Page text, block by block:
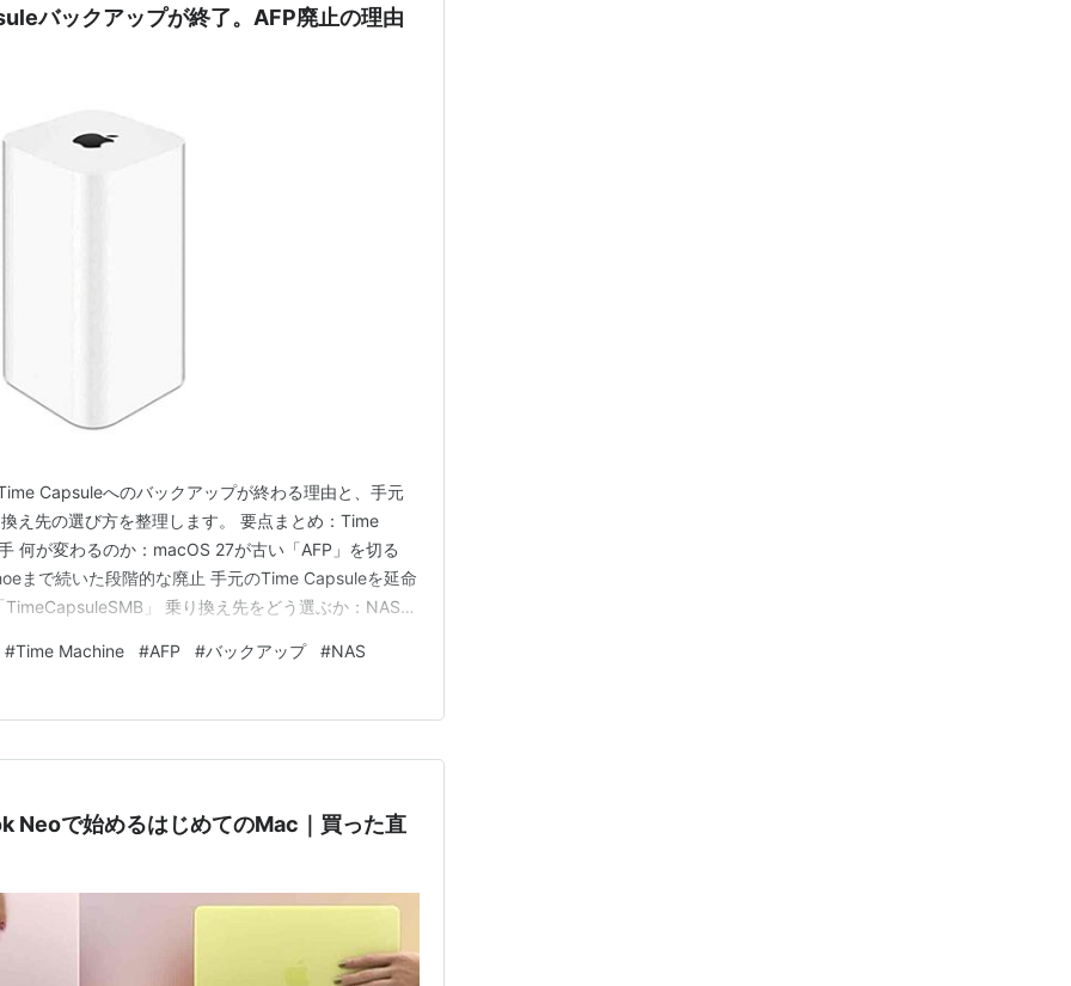
バックアップが終了。AFP廃止の理由
Capsuleへのバックアップが終わる理由と、手元
え先の選び方を整理します。 要点まとめ：Time
何が変わるのか：macOS 27が古い「AFP」を切る
まで続いた段階的な廃止 手元のTime Capsuleを延命
」 乗り換え先をどう選ぶか：NAS・
方式から先…
#Time Machine #AFP #バックアップ #NAS
Neoで始めるはじめてのMac｜買った直